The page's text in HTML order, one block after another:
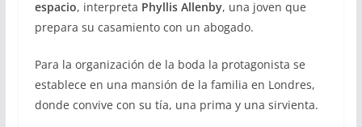
espacio, interpreta Phyllis Allenby, una joven que
prepara su casamiento con un abogado.
Para la organización de la boda la protagonista se
establece en una mansión de la familia en Londres,
donde convive con su tía, una prima y una sirvienta.